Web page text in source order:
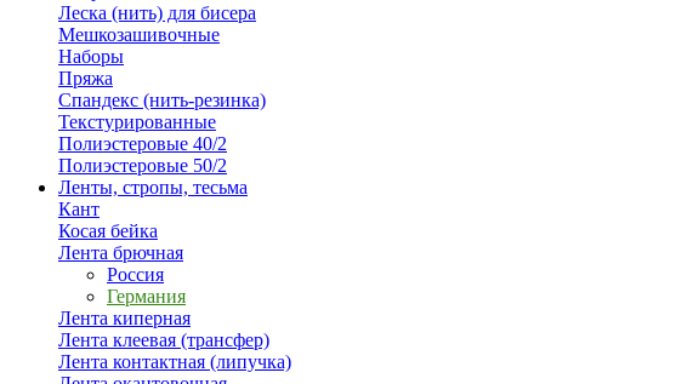
Леска (нить) для бисера
Мешкозашивочные
Наборы
Пряжа
Спандекс (нить-резинка)
Текстурированные
Полиэстеровые 40/2
Полиэстеровые 50/2
Ленты, стропы, тесьма
Кант
Косая бейка
Лента брючная
Россия
Германия
Лента киперная
Лента клеевая (трансфер)
Лента контактная (липучка)